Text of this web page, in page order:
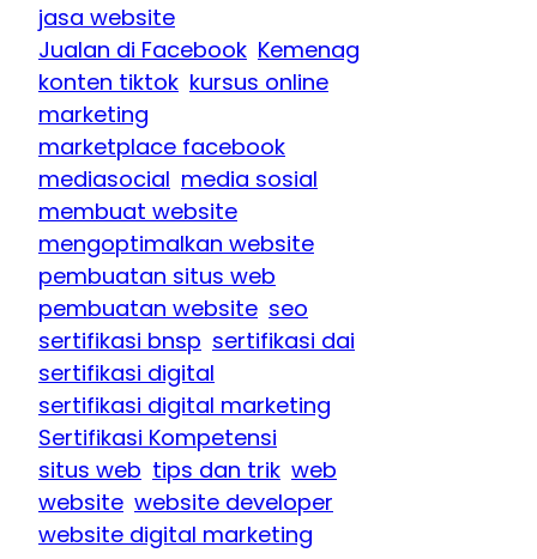
jasa website
Jualan di Facebook Kemenag
konten tiktok kursus online
marketing
marketplace facebook
mediasocial media sosial
membuat website
mengoptimalkan website
pembuatan situs web
pembuatan website seo
sertifikasi bnsp sertifikasi dai
sertifikasi digital
sertifikasi digital marketing
Sertifikasi Kompetensi
situs web tips dan trik web
website website developer
website digital marketing